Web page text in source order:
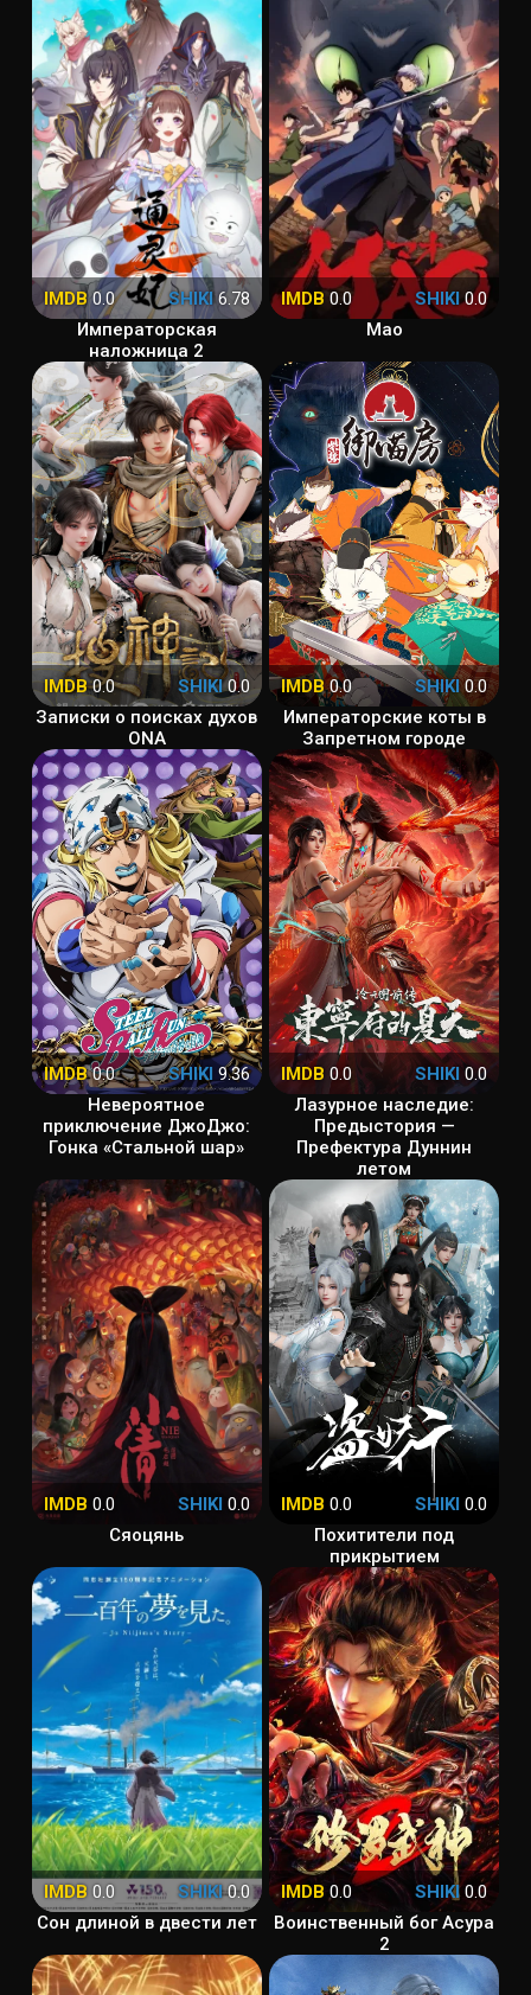
IMDB0.0 SHIKI6.78
Императорская
наложница 2
IMDB 0.0 SHIKI0.0
Мао
IMDB0.0 SHIKI0.0
Записки о поисках духов
ONA
IMDB0.0 SHIKI0.0
Императорские коты в
Запретном городе
IMDB0.0 SHIKI 9.36
Невероятное
приключение ДжоДжо:
Гонка «Стальной шар»
IMDB 0.0 SHIKI 0.0
Лазурное наследие:
Предыстория —
Префектура Дуннин
летом
IMDB 0.0 SHIKI 0.0
Сяоцянь
IMDB 0.0 SHIKI 0.0
Похитители под
прикрытием
IMDB0.0 SHIKI0.0
Сон длиной в двести лет
IMDB 0.0 SHIKI0.0
Воинственный бог Асура
2